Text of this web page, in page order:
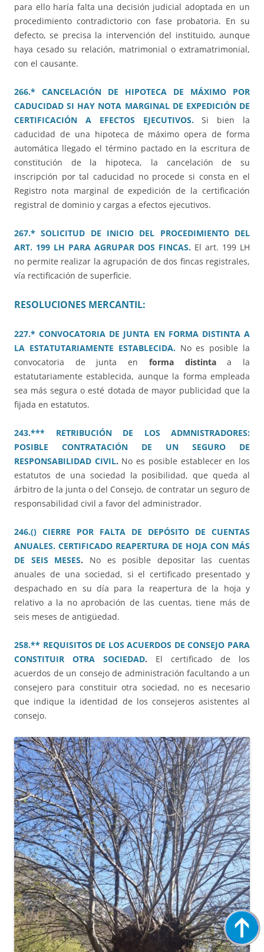
para ello haría falta una decisión judicial adoptada en un
procedimiento contradictorio con fase probatoria. En su
defecto, se precisa la intervención del instituido, aunque
haya cesado su relación, matrimonial o extramatrimonial,
con el causante.
266.* CANCELACIÓN DE HIPOTECA DE MÁXIMO POR
CADUCIDAD SI HAY NOTA MARGINAL DE EXPEDICIÓN DE
CERTIFICACIÓN A EFECTOS EJECUTIVOS.
Si bien la
caducidad de una hipoteca de máximo opera de forma
automática llegado el término pactado en la escritura de
constitución de la hipoteca, la cancelación de su
inscripción por tal caducidad no procede si consta en el
Registro nota marginal de expedición de la certificación
registral de dominio y cargas a efectos ejecutivos.
267.* SOLICITUD DE INICIO DEL PROCEDIMIENTO DEL
ART. 199 LH PARA AGRUPAR DOS FINCAS. El art. 199 LH
no permite realizar la agrupación de dos fincas registrales,
vía rectificación de superficie.
RESOLUCIONES MERCANTIL:
227.* CONVOCATORIA DE JUNTA EN FORMA DISTINTA A
LA ESTATUTARIAMENTE ESTABLECIDA. No es posible la
convocatoria de junta en forma distintaa la
estatutariamente establecida, aunque la forma empleada
sea más segura o esté dotada de mayor publicidad que la
fijada en estatutos.
243.*** RETRIBUCIÓN DE LOS ADMNISTRADORES:
POSIBLE CONTRATACIÓN DE UN SEGURO DE
RESPONSABILIDAD CIVIL. No es posible establecer en los
estatutos de una sociedad la posibilidad, que queda al
árbitro de la junta o del Consejo, de contratar un seguro de
responsabilidad civil a favor del administrador.
246.() CIERRE POR FALTA DE DEPÓSITO DE CUENTAS
ANUALES. CERTIFICADO REAPERTURA DE HOJA CON MÁS
DE SEIS MESES. No es posible depositar las cuentas
anuales de una sociedad, si el certificado presentado y
despachado en su día para la reapertura de la hoja y
relativo a la no aprobación de las cuentas, tiene más de
seis meses de antigüedad.
258.** REQUISITOS DE LOS ACUERDOS DE CONSEJO PARA
CONSTITUIR OTRA SOCIEDAD. El certificado de los
acuerdos de un consejo de administración facultando a un
consejero para constituir otra sociedad, no es necesario
que indique la identidad de los consejeros asistentes al
consejo.